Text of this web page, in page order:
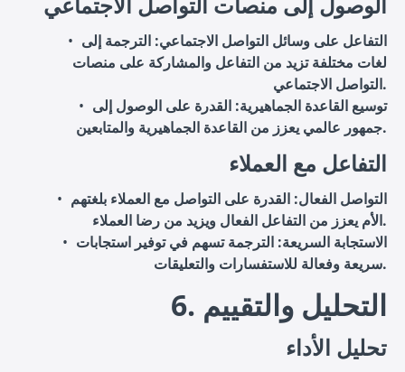
التفاعل على وسائل التواصل الاجتماعي: الترجمة إلى
لغات مختلفة تزيد من التفاعل والمشاركة على منصات
التواصل الاجتماعي.
توسيع القاعدة الجماهيرية: القدرة على الوصول إلى
جمهور عالمي يعزز من القاعدة الجماهيرية والمتابعين.
التفاعل مع العملاء
التواصل الفعال: القدرة على التواصل مع العملاء بلغتهم
الأم يعزز من التفاعل الفعال ويزيد من رضا العملاء.
الاستجابة السريعة: الترجمة تسهم في توفير استجابات
سريعة وفعالة للاستفسارات والتعليقات.
6. التحليل والتقييم
تحليل الأداء